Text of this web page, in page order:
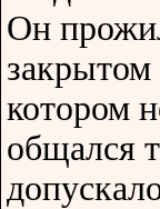
Он
закрытом
котором
общался